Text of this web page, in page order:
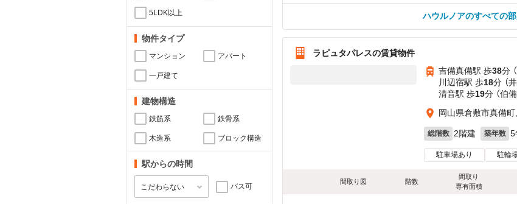
5LDK以上
物件タイプ
マンション アパート
一戸建て
建物構造
鉄筋系 鉄骨系
木造系 ブロック構造
駅からの時間
バス可
ハウルノアのすべての
ラピュタパレスの賃貸物件
吉備真備駅 歩38分
川辺宿駅 歩18分 （
清音駅 歩19分 （伯
岡山県倉敷市真備町
総階数 2階建 築年数 5
駐車場あり 駐輪
間取り図 階数
間取り
専有面積